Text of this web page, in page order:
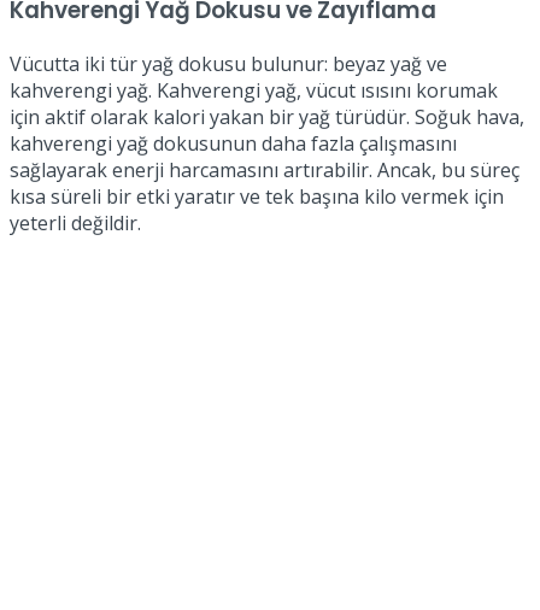
Kahverengi Yağ Dokusu ve Zayıflama
Vücutta iki tür yağ dokusu bulunur: beyaz yağ ve
kahverengi yağ. Kahverengi yağ, vücut ısısını korumak
için aktif olarak kalori yakan bir yağ türüdür. Soğuk hava,
kahverengi yağ dokusunun daha fazla çalışmasını
sağlayarak enerji harcamasını artırabilir. Ancak, bu süreç
kısa süreli bir etki yaratır ve tek başına kilo vermek için
yeterli değildir.